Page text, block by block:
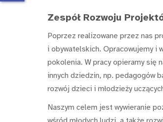
Zespół Rozwoju
Poprzez realizowane przez nas
i obywatelskich. Opracowujemy i
pokolenia. W pracy opieramy się
innych dziedzin, np. pedagogów
rozwój dzieci i młodzieży
Naszym celem jest wywieranie